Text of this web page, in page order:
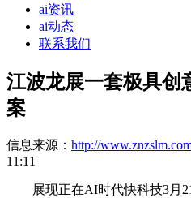
ai资讯
ai动态
联系我们
江波龙展一套极具创
案
信息来源： http://
11:11
展现正在AI时代快科技3月